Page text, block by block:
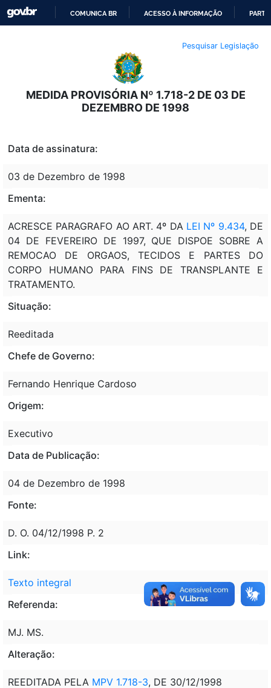
O
CONTEÚDO
COMUNICA BR ACESSO À INFORMAÇÃO
Pesquisar Legislação
MEDIDA PROVISÓRIA Nº 1.718-2 DE 03 DE
DEZEMBRO DE 1998
Data de assinatura:
03 de Dezembro de 1998
Ementa:
ACRESCE PARAGRAFO AO ART. 4º DA LEI Nº 9.434, DE
04 DE FEVEREIRO DE 1997, QUE DISPOE SOBRE A
REMOCAO DE ORGAOS, TECIDOS E PARTES DO
CORPO HUMANO PARA FINS DE TRANSPLANTE E
TRATAMENTO.
Situação:
Reeditada
Chefe de Governo:
Fernando Henrique Cardoso
Origem:
Executivo
Data de Publicação:
04 de Dezembro de 1998
Fonte:
D. O. 04/12/1998 P. 2
Link:
Texto integral
Referenda:
MJ. MS.
Alteração:
REEDITADA PELA MPV 1.718-3, DE 30/12/1998